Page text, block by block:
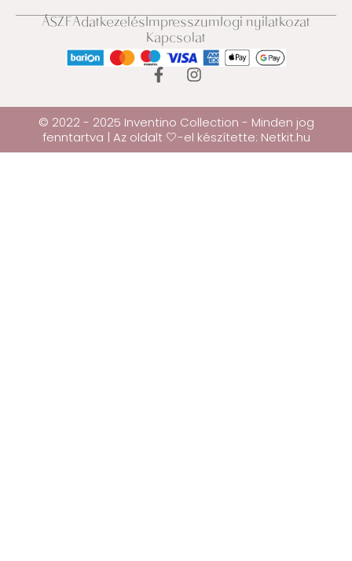
ÁSZFAdatkezelésImpresszumJogi nyilatkozat
Kapcsolat
© 2022 - 2025 Inventino Collection - Minden jog
fenntartva | Az oldalt 🤍-el készítette: Netkit.hu